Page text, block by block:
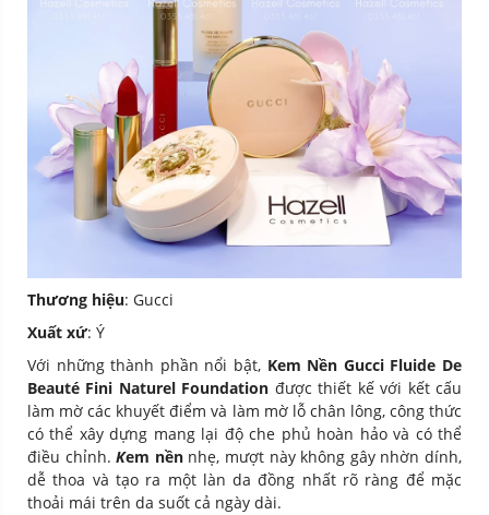
Thương hiệu: Gucci
Xuất xứ: Ý
Với những thành phần nổi bật, Kem Nền Gucci Fluide De
Beauté Fini Naturel Foundation được thiết kế với kết cấu
làm mờ các khuyết điểm và làm mờ lỗ chân lông, công thức
có thể xây dựng mang lại độ che phủ hoàn hảo và có thể
điều chỉnh.Kem nền nhẹ, mượt này không gây nhờn dính,
dễ thoa và tạo ra một làn da đồng nhất rõ ràng để mặc
thoải mái trên da suốt cả ngày dài.